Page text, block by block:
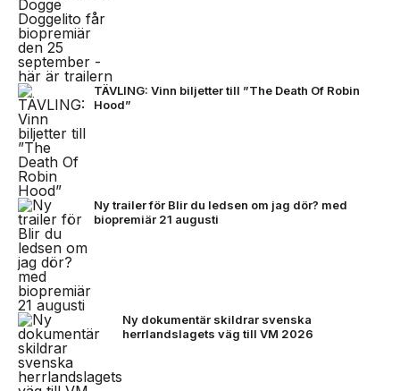
TÄVLING: Vinn biljetter till ”The Death Of Robin
Hood”
Ny trailer för Blir du ledsen om jag dör? med
biopremiär 21 augusti
Ny dokumentär skildrar svenska
herrlandslagets väg till VM 2026